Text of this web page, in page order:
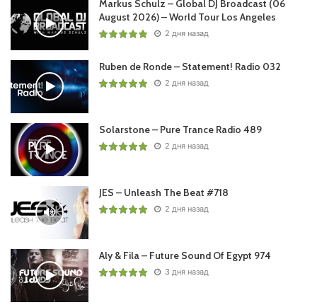
Markus Schulz – Global DJ Broadcast (06
August 2026) – World Tour Los Angeles
2 дня назад
Ruben de Ronde – Statement! Radio 032
2 дня назад
Solarstone – Pure Trance Radio 489
2 дня назад
JES – Unleash The Beat #718
2 дня назад
Aly & Fila – Future Sound Of Egypt 974
3 дня назад